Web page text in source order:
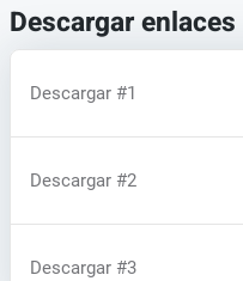
Descargar enlaces
Descargar #1
Descargar #2
Descargar #3